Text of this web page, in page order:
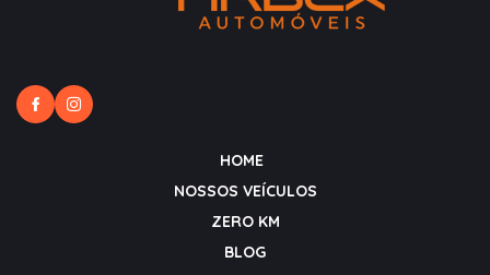
HOME
NOSSOS VEÍCULOS
ZERO KM
BLOG